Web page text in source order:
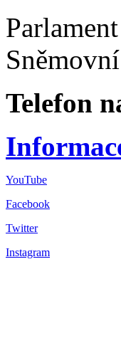
Telefon
YouTube
Facebook
Twitter
Instagram